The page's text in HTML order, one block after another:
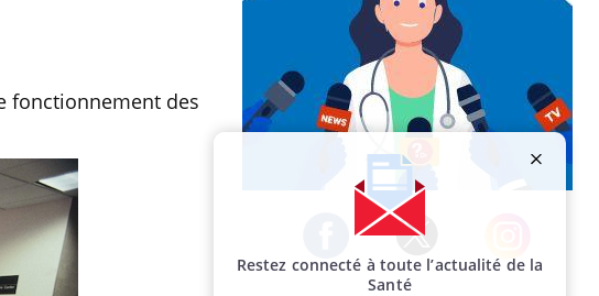
fonctionnement des
Facebook Twitter Instagram
Restez connecté à toute l’actualité de la
Santé